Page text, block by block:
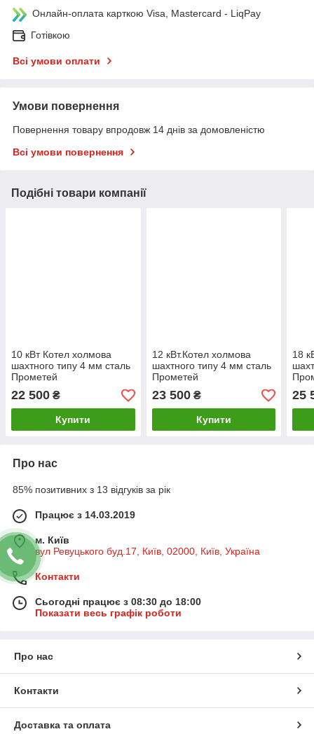
Онлайн-оплата карткою Visa, Mastercard - LiqPay
Готівкою
Всі умови оплати
Умови повернення
Повернення товару впродовж 14 днів за домовленістю
Всі умови повернення
Подібні товари компанії
10 кВт Котел холмова
шахтного типу 4 мм сталь
Прометей
22 500 ₴
Купити
12 кВт.Котел холмова
шахтного типу 4 мм сталь
Прометей
23 500₴
Купити
18
25
Про нас
85% позитивних з 13 відгуків за рік
Працює з 14.03.2019
м. Київ
вул Ревуцького буд.17, Київ, 02000, Київ, Україна
Контакти
Сьогодні працює з 08:30 до 18:00
Показати весь графік роботи
Про нас
Контакти
Доставка та оплата